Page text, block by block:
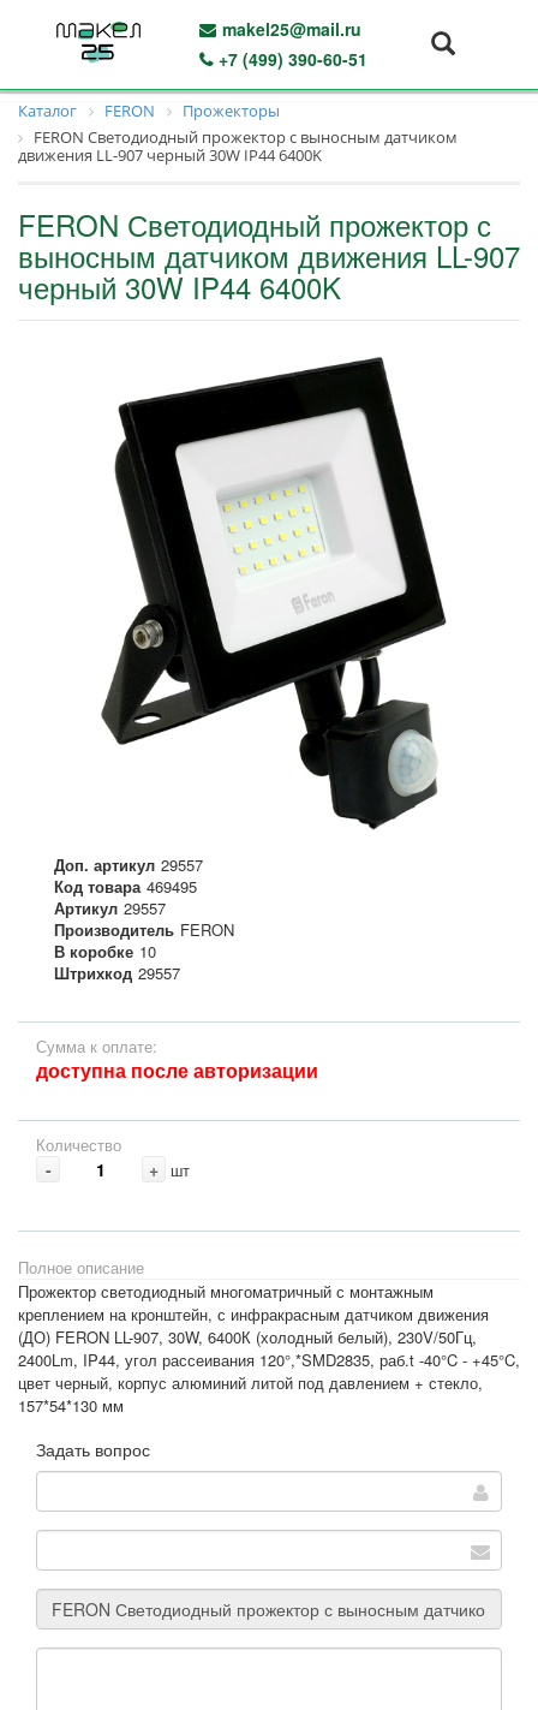
makel25@mail.ru
+7 (499) 390-60-51
Каталог FERON
Прожекторы
FERON Светодиодный прожектор с выносным датчиком
движения LL-907 черный 30W IP44 6400K
FERON Светодиодный прожектор с
выносным датчиком движения LL-907
черный 30W IP44 6400K
Доп. артикул 29557
Код товара 469495
Артикул 29557
Производитель FERON
В коробке 10
Штрихкод 29557
Сумма к оплате:
доступна после авторизации
Количество
- + шт
Полное описание
Прожектор светодиодный многоматричный с монтажным
креплением на кронштейн, с инфракрасным датчиком движения
(ДО) FERON LL-907, 30W, 6400К (холодный белый), 230V/50Гц,
2400Lm, IP44, угол рассеивания 120°,*SMD2835, раб.t -40°C - +45°C,
цвет черный, корпус алюминий литой под давлением + стекло,
157*54*130 мм
Задать вопрос